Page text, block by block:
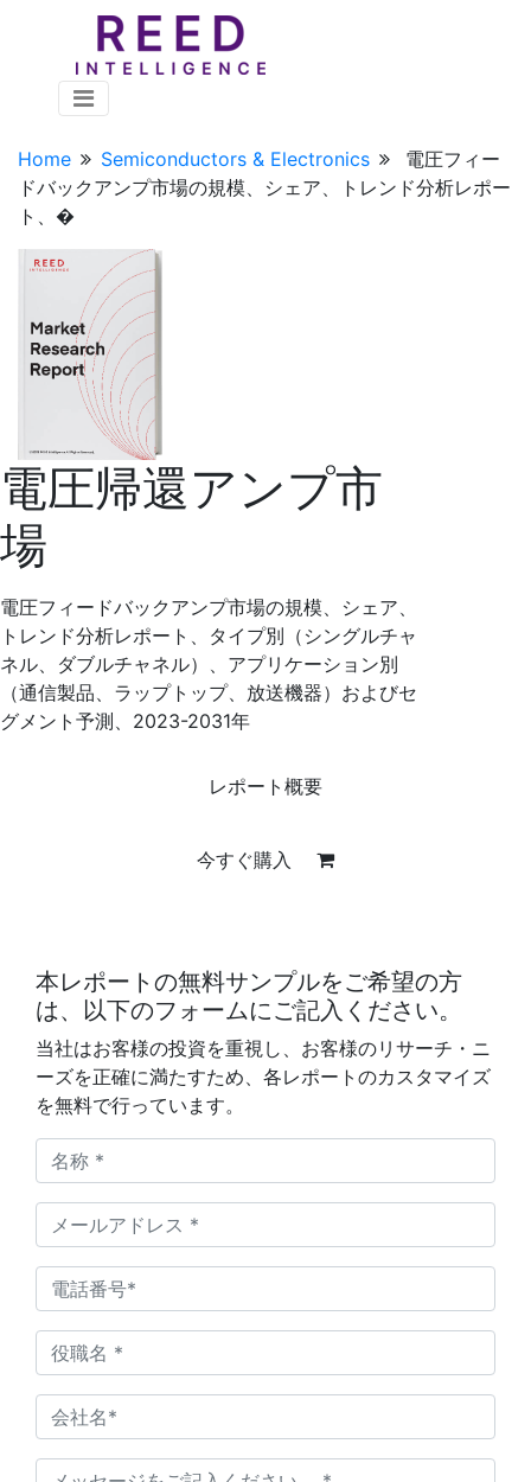
Home Semiconductors & Electronics
電圧フィー
ドバックアンプ市場の規模、シェア、トレンド分析レポー
ト、�
電圧帰還アンプ市
場
電圧フィードバックアンプ市場の規模、シェア、
トレンド分析レポート、タイプ別（シングルチャ
ネル、ダブルチャネル）、アプリケーション別
（通信製品、ラップトップ、放送機器）およびセ
グメント予測、2023-2031年
レポート概要
今すぐ購入
本レポートの無料サンプルをご希望の方
は、以下のフォームにご記入ください。
当社はお客様の投資を重視し、お客様のリサーチ・ニ
ーズを正確に満たすため、各レポートのカスタマイズ
を無料で行っています。